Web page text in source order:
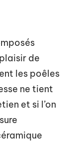
de
les poêles
ne tient
et si l’on